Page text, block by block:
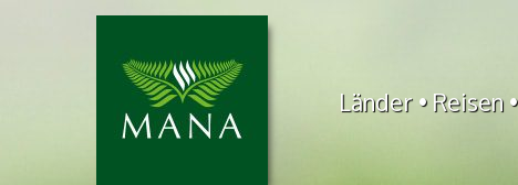
Länder • Reisen